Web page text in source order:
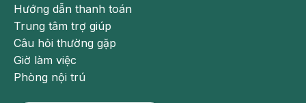
Hướng dẫn thanh toán
Trung tâm trợ giúp
Câu hỏi thường gặp
Giờ làm việc
Phòng nội trú